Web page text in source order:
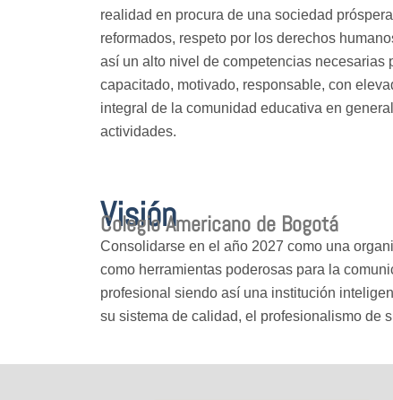
realidad en procura de una sociedad
reformados, respeto por los derechos
así un alto nivel de competencias
capacitado, motivado, responsable, con
integral de la comunidad educativa en
actividades.
Visión
Colegio Americano de Bogotá
Consolidarse en el año 2027 como una
como herramientas poderosas para la
profesional siendo así una institución
su sistema de calidad, el profesionalismo de